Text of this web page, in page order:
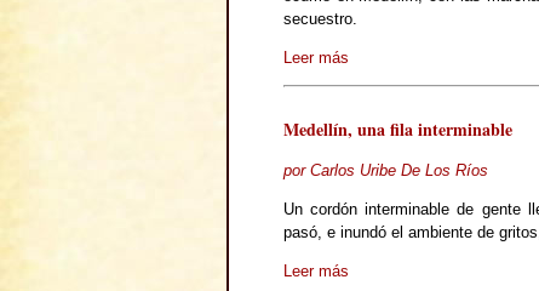
secuestro.
Leer más
Medellín, una fila interminable
por Carlos Uribe De Los Ríos
Un cordón interminable de gente
pasó, e inundó el ambiente de
Leer más